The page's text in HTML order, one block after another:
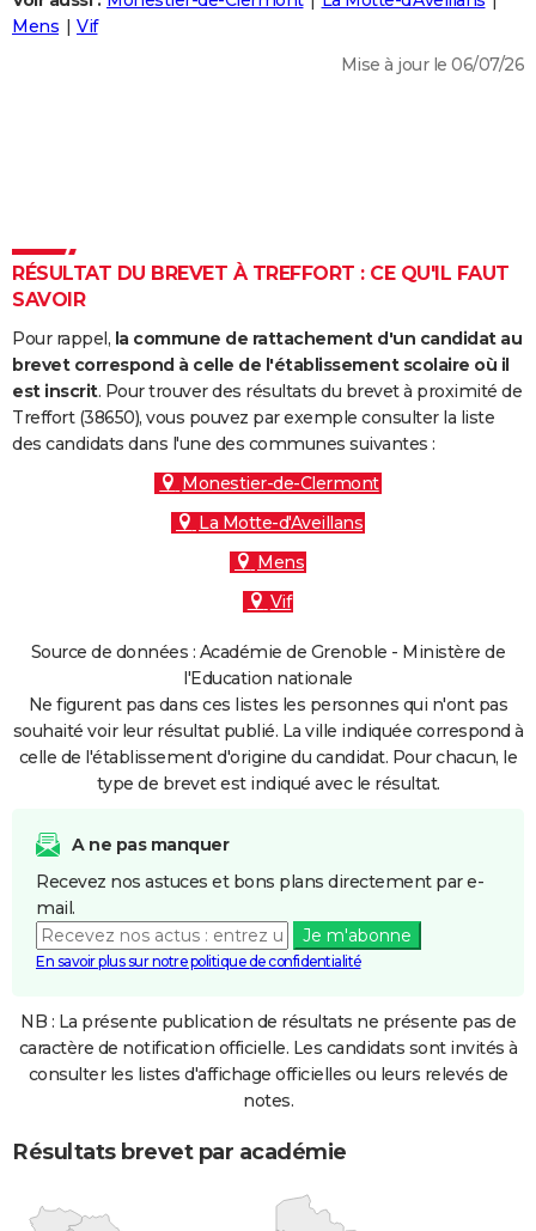
Destinations
City break
Voyage nature
Voyage de noces
Forum
Climat
+
PHOTO
Dictionnaire
Biographies
Citations
Expressions
Proverbes
PROGRAMME TV
S'inscrire
Se connecter
Lycées
Collèges
Primaires
Universités
Entreprises
Service militaire
Avis de recherche
AVIS DE DÉCÈS
FORUM
Mens
Vif
Mise à jour le 06/07/26
RÉSULTAT DU BREVET À TREFFORT : CE QU'IL FAUT
SAVOIR
Pour rappel, la commune de rattachement d'un candidat au
brevet correspond à celle de l'établissement scolaire où il
est inscrit. Pour trouver des résultats du brevet à proximité de
Treffort (38650), vous pouvez par exemple consulter la liste
des candidats dans l'une des communes suivantes :
Monestier-de-Clermont
La Motte-d'Aveillans
Mens
Vif
Source de données : Académie de Grenoble - Ministère de
l'Education nationale
Ne figurent pas dans ces listes les personnes qui n'ont pas
souhaité voir leur résultat publié. La ville indiquée correspond à
celle de l'établissement d'origine du candidat. Pour chacun, le
type de brevet est indiqué avec le résultat.
A ne pas manquer
Recevez nos astuces et bons plans directement par e-
mail.
Je m'abonne
En savoir plus sur notre politique de confidentialité
NB : La présente publication de résultats ne présente pas de
caractère de notification officielle. Les candidats sont invités à
consulter les listes d'affichage officielles ou leurs relevés de
notes.
Résultats brevet par académie